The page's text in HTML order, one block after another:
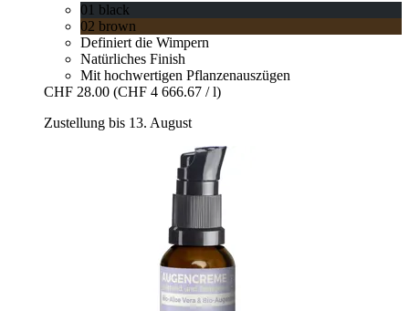
01 black
02 brown
Definiert die Wimpern
Natürliches Finish
Mit hochwertigen Pflanzenauszügen
CHF 28.00 (CHF 4 666.67 / l)
Zustellung bis 13. August